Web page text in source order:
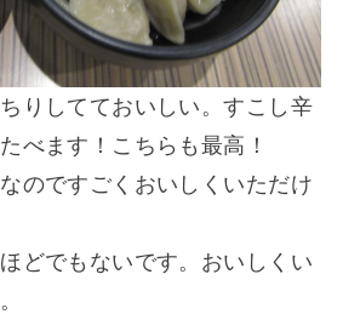
りしてておいしい。すこし辛
べます！こちらも最高！
のですごくおいしくいただけ
どでもないです。おいしくい